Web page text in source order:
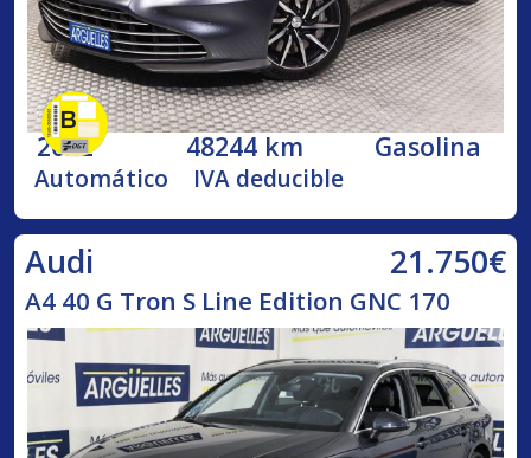
2022 48244 km Gasolina
Automático IVA deducible
Audi 21.750€
A4 40 G Tron S Line Edition GNC 170